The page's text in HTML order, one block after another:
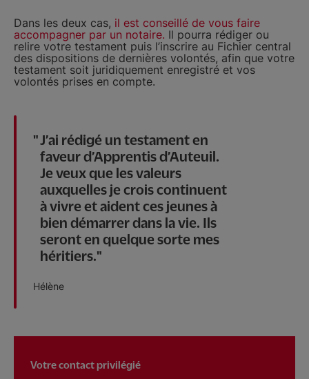
Dans les deux cas, il est conseillé de vous faire
accompagner par un notaire. Il pourra rédiger ou
relire votre testament puis l’inscrire au Fichier central
des dispositions de dernières volontés, afin que votre
testament soit juridiquement enregistré et vos
volontés prises en compte.
J’ai rédigé un testament en
faveur d’Apprentis d’Auteuil.
Je veux que les valeurs
auxquelles je crois continuent
à vivre et aident ces jeunes à
bien démarrer dans la vie. Ils
seront en quelque sorte mes
héritiers.
Hélène
Votre contact privilégié